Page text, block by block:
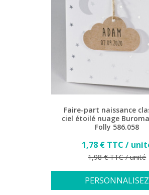
Faire-part naissance
ciel étoilé nuage
Folly 586.058
Prix
1,78 € TTC /
Prix de base
1,98 € TTC / unité
PERSONNALISEZ